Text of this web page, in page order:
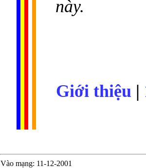
này.
Giới thiệu |
Vào mạng: 11-12-2001